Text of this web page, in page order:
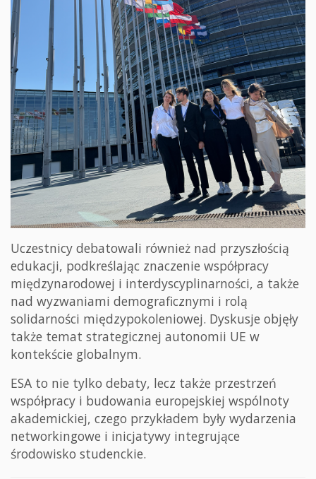
Uczestnicy debatowali również nad przyszłością
edukacji, podkreślając znaczenie współpracy
międzynarodowej i interdyscyplinarności, a także
nad wyzwaniami demograficznymi i rolą
solidarności międzypokoleniowej. Dyskusje objęły
także temat strategicznej autonomii UE w
kontekście globalnym.
ESA to nie tylko debaty, lecz także przestrzeń
współpracy i budowania europejskiej wspólnoty
akademickiej, czego przykładem były wydarzenia
networkingowe i inicjatywy integrujące
środowisko studenckie.